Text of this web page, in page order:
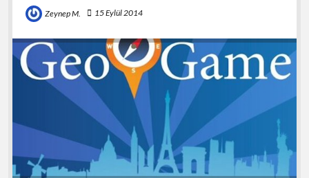
twitterfacebook
Zeynep M. 15 Eylül 2014